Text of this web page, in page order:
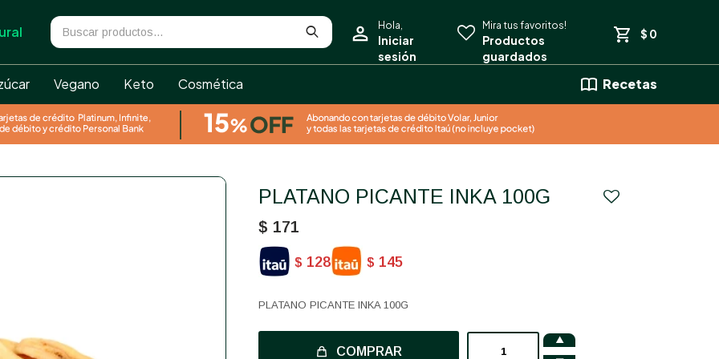
Vegano Keto Cosmética Recetas
$ 0
PLATANO PICANTE INKA 100G
$ 171
$ 128 $ 145
PLATANO PICANTE INKA 100G
COMPRAR
